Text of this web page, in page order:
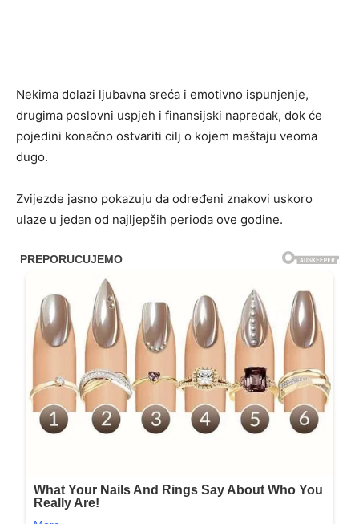
Nekima dolazi ljubavna sreća i emotivno ispunjenje,
drugima poslovni uspjeh i finansijski napredak, dok će
pojedini konačno ostvariti cilj o kojem maštaju veoma
dugo.
Zvijezde jasno pokazuju da određeni znakovi uskoro
ulaze u jedan od najljepših perioda ove godine.